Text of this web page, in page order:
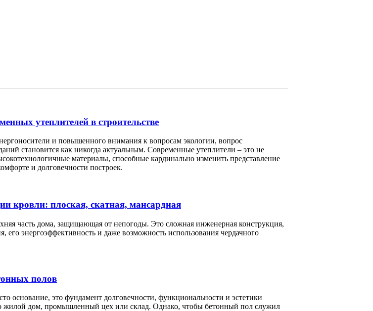
утеплителей в строительстве
и повышенного внимания к вопросам экологии, вопрос
становится как никогда актуальным. Современные утеплители – это не
материалы, способные кардинально изменить представление
и долговечности построек.
кровли: плоская, скатная, мансардная
часть дома, защищающая от непогоды. Это сложная инженерная конструкция,
его энергоэффективность и даже возможность использования чердачного
полов
основание, это фундамент долговечности, функциональности и эстетики
жилой дом, промышленный цех или склад. Однако, чтобы бетонный пол служил